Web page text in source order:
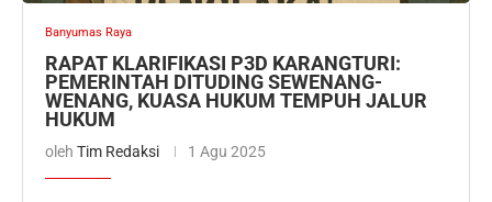
Banyumas Raya
RAPAT KLARIFIKASI P3D KARANGTURI:
PEMERINTAH DITUDING SEWENANG-
WENANG, KUASA HUKUM TEMPUH JALUR
HUKUM
oleh Tim Redaksi 1 Agu 2025